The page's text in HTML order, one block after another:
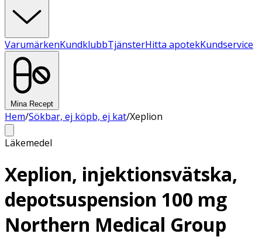
VarumärkenKundklubbTjänsterHitta apotekKundservice
Mina Recept
Hem/Sökbar, ej köpb, ej kat/Xeplion
Läkemedel
Xeplion, injektionsvätska,
depotsuspension 100 mg
Northern Medical Group